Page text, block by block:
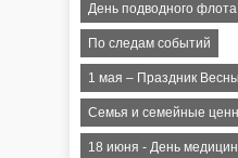
День подводного
По следам событий
1 мая – Праздник
Семья и семейные
18 июня - День